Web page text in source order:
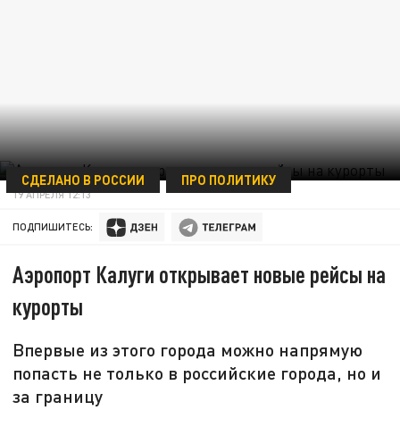
СДЕЛАНО В РОССИИ ПРО ПОЛИТИКУ
19 АПРЕЛЯ 12:13
ПОДПИШИТЕСЬ:
Аэропорт Калуги открывает новые рейсы на
курорты
Впервые из этого города можно напрямую
попасть не только в российские города, но и
за границу